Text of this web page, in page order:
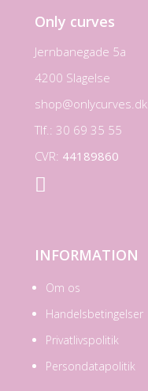
Only curves
Jernbanegade 5a
4200 Slagelse
shop@onlycurves.dk
Tlf.: 30 69 35 55
CVR: 44189860

INFORMATION
Om os
Handelsbetingelser
Privatlivspolitik
Persondatapolitik